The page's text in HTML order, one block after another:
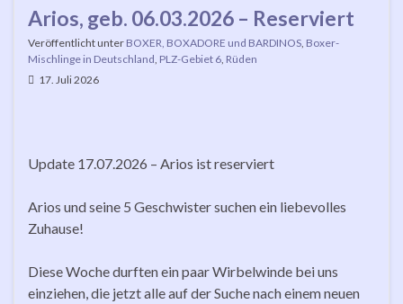
Arios, geb. 06.03.2026 – Reserviert
Veröffentlicht unter BOXER, BOXADORE und BARDINOS Boxer-
Mischlinge in Deutschland PLZ-Gebiet 6 Rüden
17. Juli 2026
Update 17.07.2026 – Arios ist reserviert
Arios und seine 5 Geschwister suchen ein liebevolles
Zuhause!
Diese Woche durften ein paar Wirbelwinde bei uns
einziehen, die jetzt alle auf der Suche nach einem neuen